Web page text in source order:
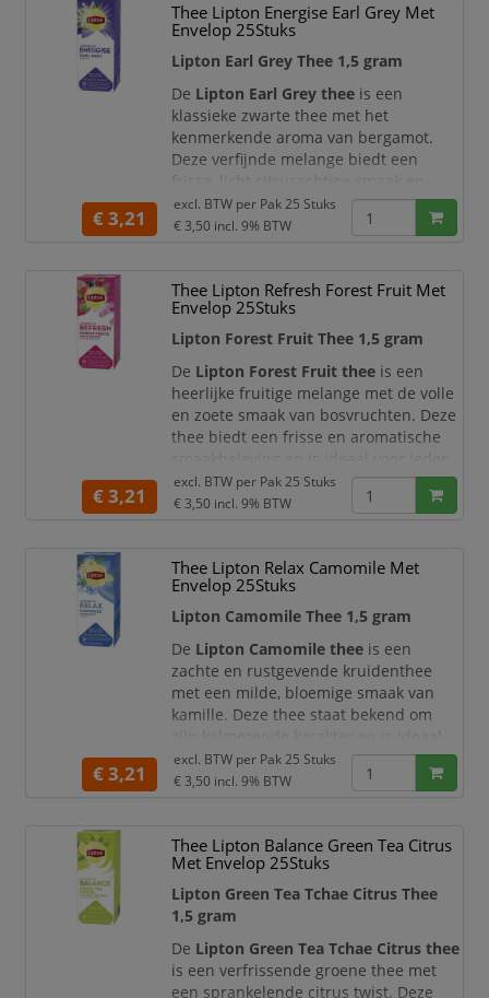
De zorgvuldig geselecteerde
theebladeren zorgen voor een
consistente en hoogwaardige
smaakbeleving. Dankzij de theezakjes
van 1,5 gram met e
Thee Lipton Energise Earl Grey Met
Envelop 25Stuks
Lipton Earl Grey Thee 1,5 gram
De Lipton Earl Grey thee is een
klassieke zwarte thee met het
kenmerkende aroma van bergamot.
Deze verfijnde melange biedt een
frisse, licht citrusachtige smaak en
zorgt voor een elegante en aromatische
thee-ervaring.
thee en subtiele citrusnoten zorgt voor
een perfecte balans tussen vol en fris.
Dankzij de theezakjes van 1,5 gram
geniet u altijd van een optimaal
gedoseerde k
€ 3,21
excl. BTW per Pak 25 Stuks
€ 3,50 incl. 9% BTW
Thee Lipton Refresh Forest Fruit Met
Envelop 25Stuks
Lipton Forest Fruit Thee 1,5 gram
De Lipton Forest Fruit thee is een
heerlijke fruitige melange met de volle
en zoete smaak van bosvruchten. Deze
thee biedt een frisse en aromatische
moment van de dag.
De combinatie van verschillende
en verfrissende smaak met een zachte
afdronk. Dankzij de theezakjes van 1,5
gram geniet u altijd van een perfect
gedoseerde kop thee
€ 3,21
excl. BTW per Pak 25 Stuks
€ 3,50 incl. 9% BTW
Thee Lipton Relax Camomile Met
Envelop 25Stuks
Lipton Camomile Thee 1,5 gram
De Lipton Camomile thee is een
zachte en rustgevende kruidenthee
met een milde, bloemige smaak van
kamille. Deze thee staat bekend om
voor ontspannende momenten, zowel
overdag als in de avond.
kamillebloemen zorgen voor een
natuurlijke en uitgebalanceerde smaak
met een lichte, subtiele zoetheid.
Dankzij de theezakjes van 1,5 gram
geniet u altijd
€ 3,21
excl. BTW per Pak 25 Stuks
€ 3,50 incl. 9% BTW
Thee Lipton Balance Green Tea Citrus
Met Envelop 25Stuks
Lipton Green Tea Tchae Citrus Thee
1,5 gram
De Lipton Green Tea Tchae Citrus thee
is een verfrissende groene thee met
een sprankelende citrus twist. Deze